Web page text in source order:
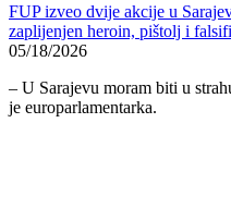
FUP izveo dvije akcije u
zaplijenjen heroin, pištolj i
05/18/2026
– U Sarajevu moram biti u
je europarlamentarka.